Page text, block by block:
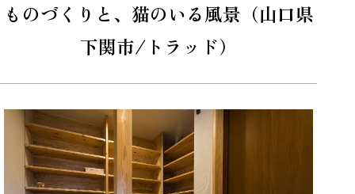
ものづくりと、猫のいる風景（山口県
下関市/トラッド）